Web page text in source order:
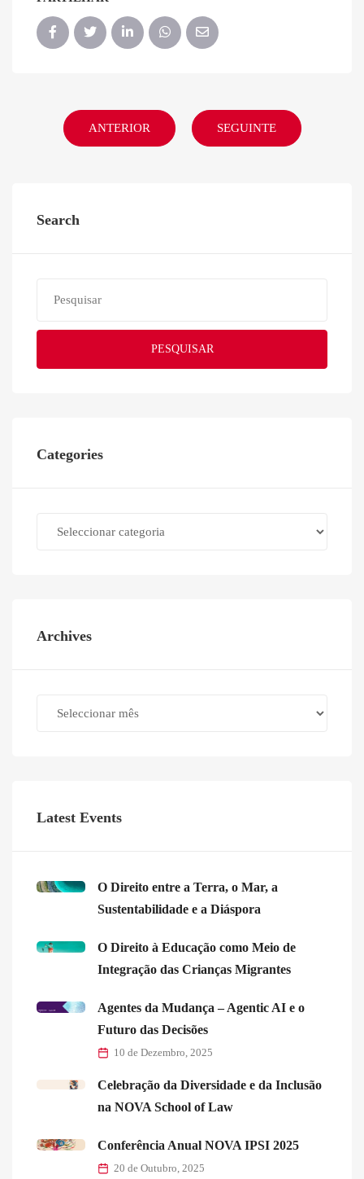
ANTERIOR SEGUINTE
Search
PESQUISAR
Categories
Archives
Latest Events
O Direito entre a Terra, o Mar, a
Sustentabilidade e a Diáspora
O Direito à Educação como Meio de
Integração das Crianças Migrantes
Agentes da Mudança – Agentic AI e o
Futuro das Decisões
10 de Dezembro, 2025
Celebração da Diversidade e da Inclusão
na NOVA School of Law
Conferência Anual NOVA IPSI 2025
20 de Outubro, 2025